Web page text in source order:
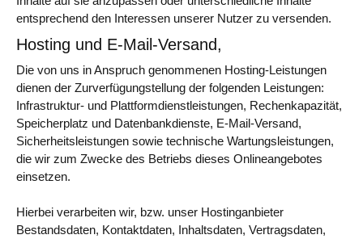
entsprechend den Interessen unserer Nutzer zu versenden.
Hosting und E-Mail-Versand,
Die von uns in Anspruch genommenen Hosting-Leistungen
dienen der Zurverfügungstellung der folgenden Leistungen:
Infrastruktur- und Plattformdienstleistungen, Rechenkapazität,
Speicherplatz und Datenbankdienste, E-Mail-Versand,
Sicherheitsleistungen sowie technische Wartungsleistungen,
die wir zum Zwecke des Betriebs dieses Onlineangebotes
einsetzen.
Hierbei verarbeiten wir, bzw. unser Hostinganbieter
Bestandsdaten, Kontaktdaten, Inhaltsdaten, Vertragsdaten,